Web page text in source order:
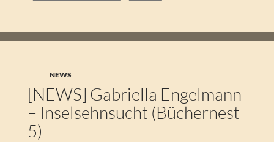
NEWS
[NEWS] Gabriella Engelmann
– Inselsehnsucht (Büchernest
5)